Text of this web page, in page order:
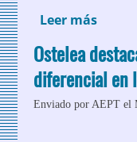
Leer más
Ostelea
diferencial en
Enviado porAEPT el